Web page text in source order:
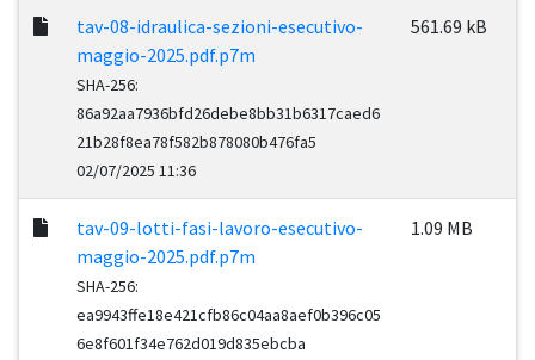
tav-08-idraulica-sezioni-esecutivo-
maggio-2025.pdf.p7m
SHA-256:
86a92aa7936bfd26debe8bb31b6317caed6
21b28f8ea78f582b878080b476fa5
02/07/2025 11:36
561.69 kB
tav-09-lotti-fasi-lavoro-esecutivo-
maggio-2025.pdf.p7m
SHA-256:
ea9943ffe18e421cfb86c04aa8aef0b396c05
6e8f601f34e762d019d835ebcba
1.09 MB